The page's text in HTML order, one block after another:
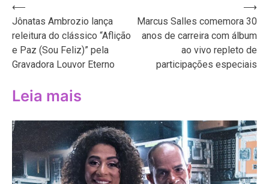
Navegação
de
Post
⟵
Jônatas Ambrozio lança
releitura do clássico “Aflição
e Paz (Sou Feliz)” pela
Gravadora Louvor Eterno
Marcus Salles comemora 30
anos de carreira com álbum
ao vivo repleto de
participações especiais
⟶
Leia mais